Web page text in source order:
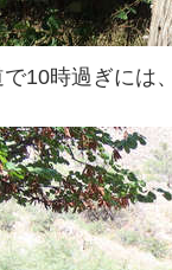
10時過ぎには